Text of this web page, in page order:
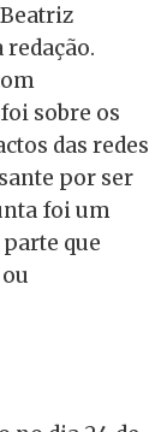
sobre os
das redes
por ser
foi um
que